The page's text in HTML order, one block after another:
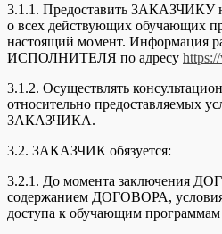
3.1.1. Предоставить ЗАКАЗЧИКУ
о всех действующих обучающих
настоящий момент. Информация
ИСПОЛНИТЕЛЯ по адресу
3.1.2. Осуществлять
относительно предоставляемых
ЗАКАЗЧИКА.
3.2. ЗАКАЗЧИК обязуется:
3.2.1. До момента заключения
содержанием ДОГОВОРА,
доступа к обучающим программам